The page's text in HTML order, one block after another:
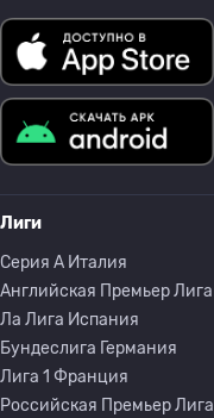
Лиги
Серия A Италия
Английская Премьер Лига
Ла Лига Испания
Бундеслига Германия
Лига 1 Франция
Российская Премьер Лига